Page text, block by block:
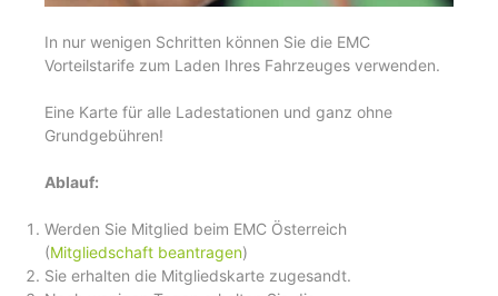
In nur wenigen Schritten können Sie die EMC
Vorteilstarife zum Laden Ihres Fahrzeuges verwenden.
Eine Karte für alle Ladestationen und ganz ohne
Grundgebühren!
Ablauf:
Werden Sie Mitglied beim EMC Österreich
(Mitgliedschaft beantragen)
Sie erhalten die Mitgliedskarte zugesandt.